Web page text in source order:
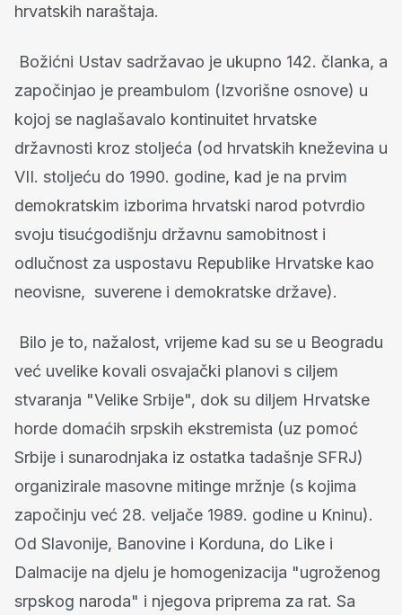
hrvatskih naraštaja.
Božićni Ustav sadržavao je ukupno 142. članka, a
započinjao je preambulom (Izvorišne osnove) u
kojoj se naglašavalo kontinuitet hrvatske
državnosti kroz stoljeća (od hrvatskih kneževina u
VII. stoljeću do 1990. godine, kad je na prvim
demokratskim izborima hrvatski narod potvrdio
svoju tisućgodišnju državnu samobitnost i
odlučnost za uspostavu Republike Hrvatske kao
neovisne, suverene i demokratske države).
Bilo je to, nažalost, vrijeme kad su se u Beogradu
već uvelike kovali osvajački planovi s ciljem
stvaranja "Velike Srbije", dok su diljem Hrvatske
horde domaćih srpskih ekstremista (uz pomoć
Srbije i sunarodnjaka iz ostatka tadašnje SFRJ)
organizirale masovne mitinge mržnje (s kojima
započinju već 28. veljače 1989. godine u Kninu).
Od Slavonije, Banovine i Korduna, do Like i
Dalmacije na djelu je homogenizacija "ugroženog
srpskog naroda" i njegova priprema za rat. Sa